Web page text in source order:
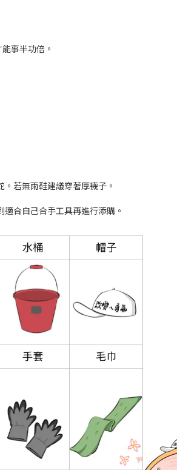
事半功倍。
若無雨鞋建議穿著厚襪子。
適合自己合手工具再進行添購。